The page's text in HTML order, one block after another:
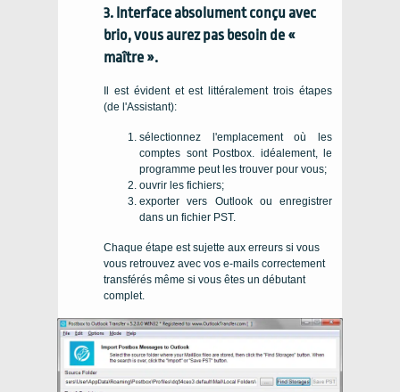
3. Interface absolument conçu avec
brio, vous aurez pas besoin de «
maître ».
Il est évident et est littéralement trois étapes
(de l'Assistant):
sélectionnez l'emplacement où les
comptes sont Postbox. idéalement, le
programme peut les trouver pour vous;
ouvrir les fichiers;
exporter vers Outlook ou enregistrer
dans un fichier PST.
Chaque étape est sujette aux erreurs si vous
vous retrouvez avec vos e-mails correctement
transférés même si vous êtes un débutant
complet.